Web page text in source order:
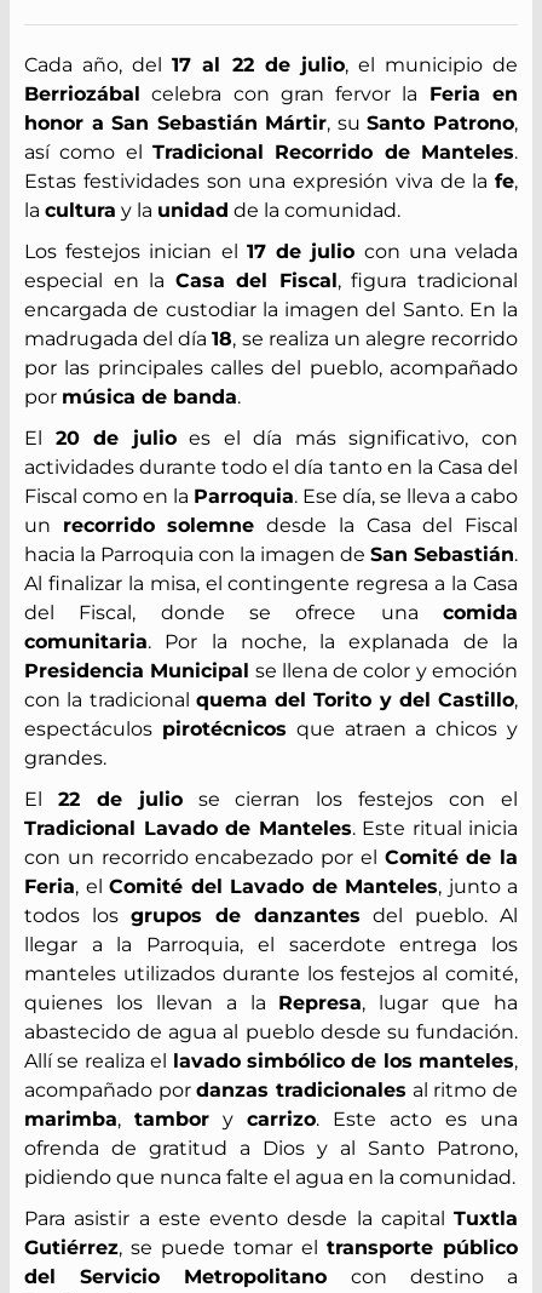
Cada año, del17 al 22 de julio, el municipio de
Berriozábal celebra con gran fervor la Feria en
honor a San Sebastián Mártir, suSanto Patrono,
así como el Tradicional Recorrido de Manteles.
Estas festividades son una expresión viva de la fe,
la cultura y la unidad de la comunidad.
Los festejos inician el 17 de julio con una velada
especial en la Casa del Fiscal, figura tradicional
encargada de custodiar la imagen del Santo. En la
madrugada del día18, se realiza un alegre recorrido
por las principales calles del pueblo, acompañado
por música de banda.
El 20 de julioes el día más significativo, con
actividades durante todo el día tanto en la Casa del
Fiscal como en la Parroquia. Ese día, se lleva a cabo
un recorrido solemne desde la Casa del Fiscal
hacia la Parroquia con la imagen de San Sebastián.
Al finalizar la misa, el contingente regresa a la Casa
del Fiscal, donde se ofrece una comida
comunitaria. Por la noche, la explanada de la
Presidencia Municipal se llena de color y emoción
con la tradicional quema del Torito y del Castillo,
espectáculos pirotécnicos que atraen a chicos y
grandes.
El 22 de juliose cierran los festejos con el
Tradicional Lavado de Manteles. Este ritual inicia
con un recorrido encabezado por el Comité de la
Feria, el Comité del Lavado de Manteles, junto a
todos los grupos de danzantes del pueblo. Al
llegar a la Parroquia, el sacerdote entrega los
manteles utilizados durante los festejos al comité,
quienes los llevan a la Represa, lugar que ha
abastecido de agua al pueblo desde su fundación.
Allí se realiza el lavado simbólico de los manteles,
acompañado pordanzas tradicionales al ritmo de
marimba, tambor y carrizo. Este acto es una
ofrenda de gratitud a Dios y al Santo Patrono,
pidiendo que nunca falte el agua en la comunidad.
Para asistir a este evento desde la capital Tuxtla
Gutiérrez, se puede tomar el transporte público
del Servicio Metropolitano con destino a